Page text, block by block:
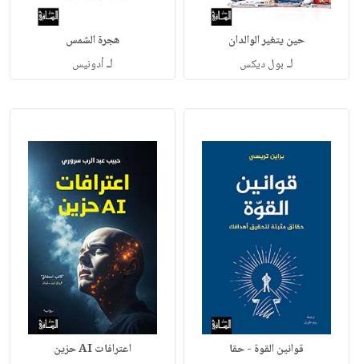
حين يتغير الوالدان
لـ بول ديكس
هجرة الشمس
لـأدونيس
قوانين القوة - حقا اعترافات AI حزين